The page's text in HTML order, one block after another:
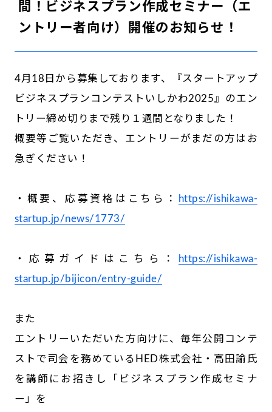
間！ビジネスプラン作成セミナー（エ
ントリー者向け）開催のお知らせ！
4月18日から募集しております、『スタートアップ
ビジネスプランコンテストいしかわ2025』のエン
トリー締め切りまで残り１週間となりました！
概要等ご覧いただき、エントリーがまだの方はお
急ぎください！
・概要、応募資格はこちら： https://ishikawa-
startup.jp/news/1773/
・応募ガイドはこちら： https://ishikawa-
startup.jp/bijicon/entry-guide/
また
エントリーいただいた方向けに、毎年公開コンテ
ストで司会を務めているHED株式会社・高田諭氏
を講師にお招きし「ビジネスプラン作成セミナ
ー」を